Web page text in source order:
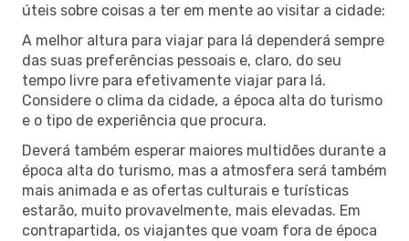
úteis sobre coisas a ter em mente ao visitar a cidade:
A melhor altura para viajar para lá dependerá sempre
das suas preferências pessoais e, claro, do seu
tempo livre para efetivamente viajar para lá.
Considere o clima da cidade, a época alta do turismo
e o tipo de experiência que procura.
Deverá também esperar maiores multidões durante a
época alta do turismo, mas a atmosfera será também
mais animada e as ofertas culturais e turísticas
estarão, muito provavelmente, mais elevadas. Em
contrapartida, os viajantes que voam fora de época